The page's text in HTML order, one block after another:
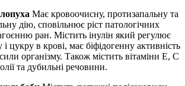
Має кровоочисну, протизапальну та
дію, сповільнює ріст патологічних
ран. Містить інулін який регулює
і цукру в крові, має біфідогенну активність
організму. Також містить вітаміни E, C
та дубильні речовини.